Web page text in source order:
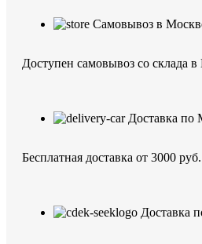
Самовывоз в
Доступен самовывоз со склада
Доставка по
Бесплатная доставка от 3000 руб.
Доставка